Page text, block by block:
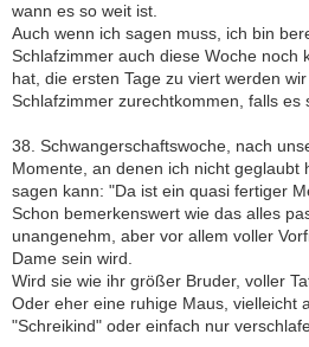
wann es so weit ist.
Auch wenn ich sagen muss, ich bin
Schlafzimmer auch diese Woche noch
hat, die ersten Tage zu viert werden
Schlafzimmer zurechtkommen, falls es
38. Schwangerschaftswoche, nach
Momente, an denen ich nicht geglaubt
sagen kann: "Da ist ein quasi fertiger
Schon bemerkenswert wie das alles
unangenehm, aber vor allem voller
Dame sein wird.
Wird sie wie ihr größer Bruder, voller
Oder eher eine ruhige Maus, vielleicht
"Schreikind" oder einfach nur